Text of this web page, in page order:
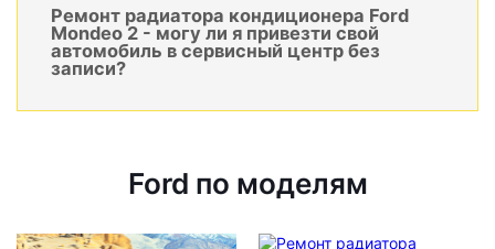
Ремонт радиатора кондиционера Ford
Mondeo 2 - могу ли я привезти свой
автомобиль в сервисный центр без
записи?
Ford по моделям